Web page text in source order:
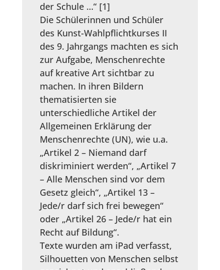
der Schule …“ [1]
Die Schülerinnen und Schüler
des Kunst-Wahlpflichtkurses II
des 9. Jahrgangs machten es sich
zur Aufgabe, Menschenrechte
auf kreative Art sichtbar zu
machen. In ihren Bildern
thematisierten sie
unterschiedliche Artikel der
Allgemeinen Erklärung der
Menschenrechte (UN), wie u.a.
„Artikel 2 – Niemand darf
diskriminiert werden“, „Artikel 7
– Alle Menschen sind vor dem
Gesetz gleich“, „Artikel 13 –
Jede/r darf sich frei bewegen“
oder „Artikel 26 – Jede/r hat ein
Recht auf Bildung“.
Texte wurden am iPad verfasst,
Silhouetten von Menschen selbst